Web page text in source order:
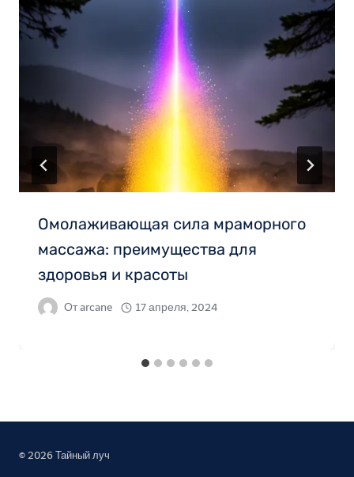
Омолаживающая сила мраморного
массажа: преимущества для
здоровья и красоты
Отarcane 17 апреля, 2024
© 2026 Тайный луч